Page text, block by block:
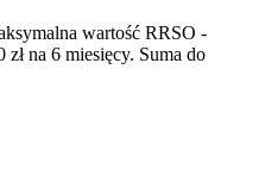
wartość RRSO -
na 6 miesięcy. Suma do